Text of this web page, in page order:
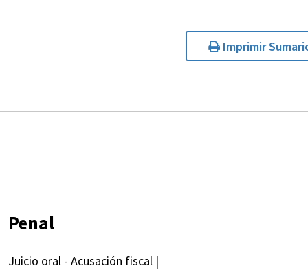
Imprimir
Penal
Juicio oral - Acusación fiscal |